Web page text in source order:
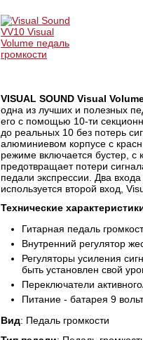
VISUAL SOUND Visual
одна из лучших и полезных
его с помощью 10-ти
до реальных 10 без потерь
алюминиевом корпусе с
режиме включается бустер, с
предотвращает потери
педали экспрессии. Два
используется второй вход,
Технические
Гитарная педаль
Внутренний регулятор
Регуляторы усиления
быть установлен свой
Переключатели
Питание - батарея 9
Вид: Педаль громкости